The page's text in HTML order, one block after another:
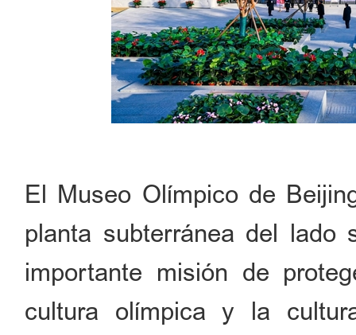
El Museo Olímpico de
planta subterránea del
importante misión de
cultura olímpica y la